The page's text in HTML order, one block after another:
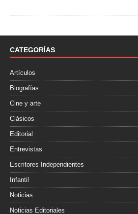
o
k
r
t
i
CATEGORÍAS
Artículos
Biografías
Cine y arte
Clásicos
Editorial
Entrevistas
Escritores Independientes
Infantil
Noticias
Noticias Editoriales